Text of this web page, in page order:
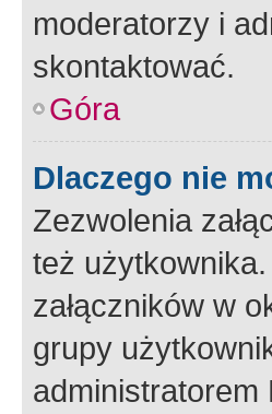
moderatorzy i
skontaktować.
Góra
Dlaczego nie
Zezwolenia
też
załączników w
grupy
administratorem